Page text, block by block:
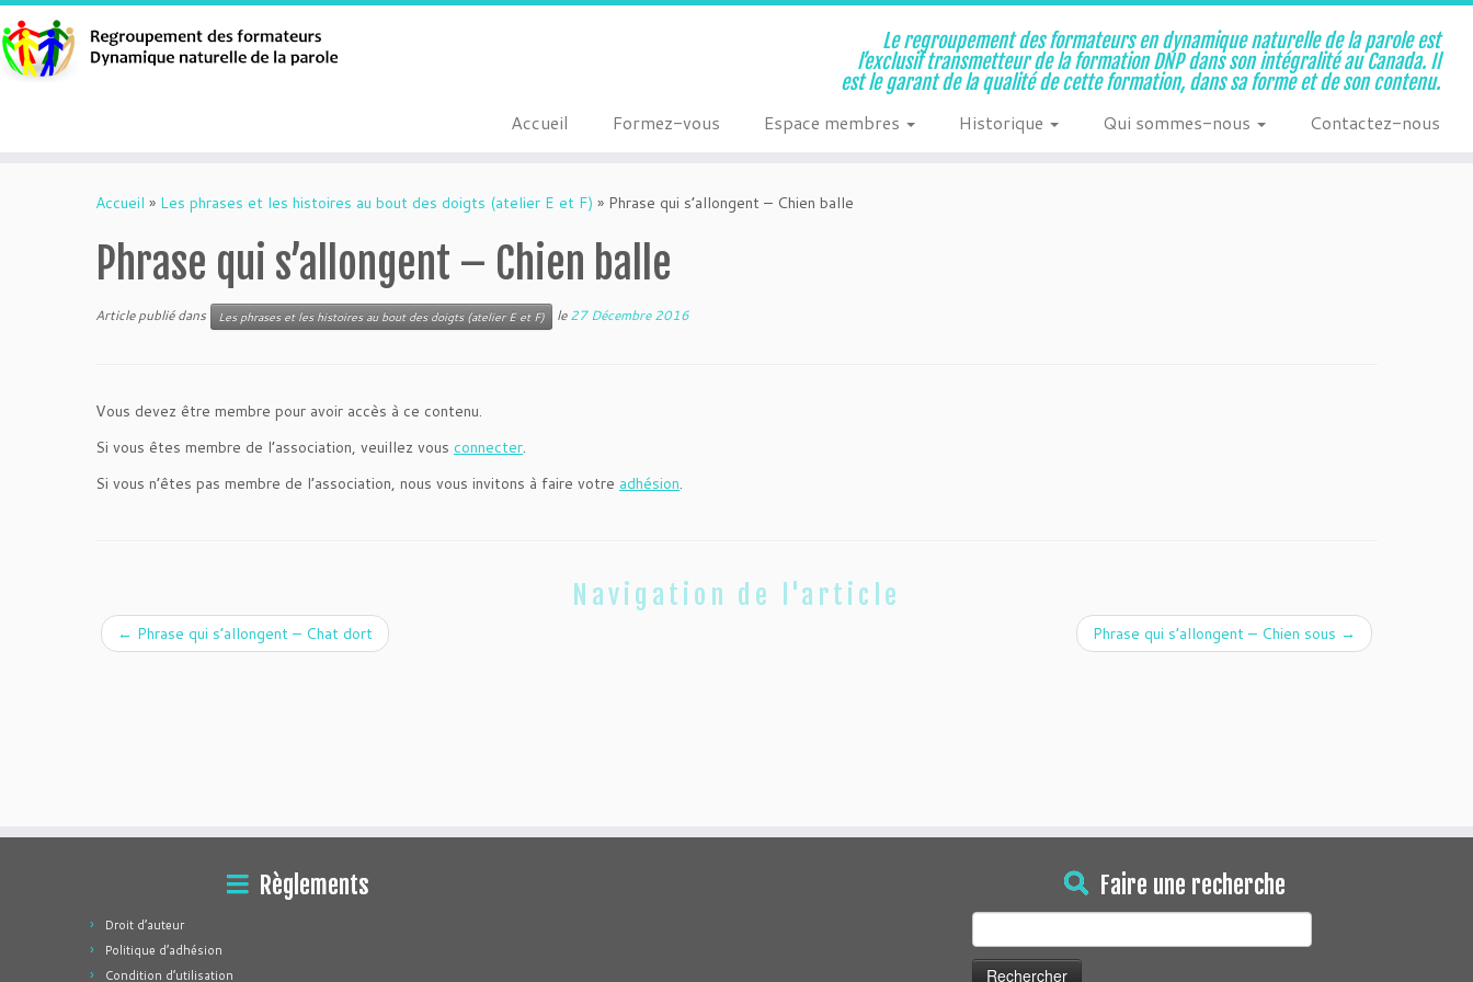
Le regroupement des formateurs en dynamique naturelle de la parole est
l’exclusif transmetteur de la formation DNP dans son intégralité au Canada. Il
est le garant de la qualité de cette formation, dans sa forme et de son contenu.
Accueil Formez-vous Espace membres Historique Qui sommes-nous Contactez-nous
Accueil » Les phrases et les histoires au bout des doigts (atelier E et F) » Phrase qui s’allongent – Chien balle
Phrase qui s’allongent – Chien balle
Article publié dans Les phrases et les histoires au bout des doigts (atelier E et F) le27 Décembre 2016
Vous devez être membre pour avoir accès à ce contenu.
Si vous êtes membre de l’association, veuillez vous connecter.
Si vous n’êtes pas membre de l’association, nous vous invitons à faire votre adhésion.
Navigation de l'article
← Phrase qui s’allongent – Chat dort Phrase qui s’allongent – Chien sous →
Règlements
Droit d’auteur
Politique d’adhésion
Condition d’utilisation
Faire une recherche